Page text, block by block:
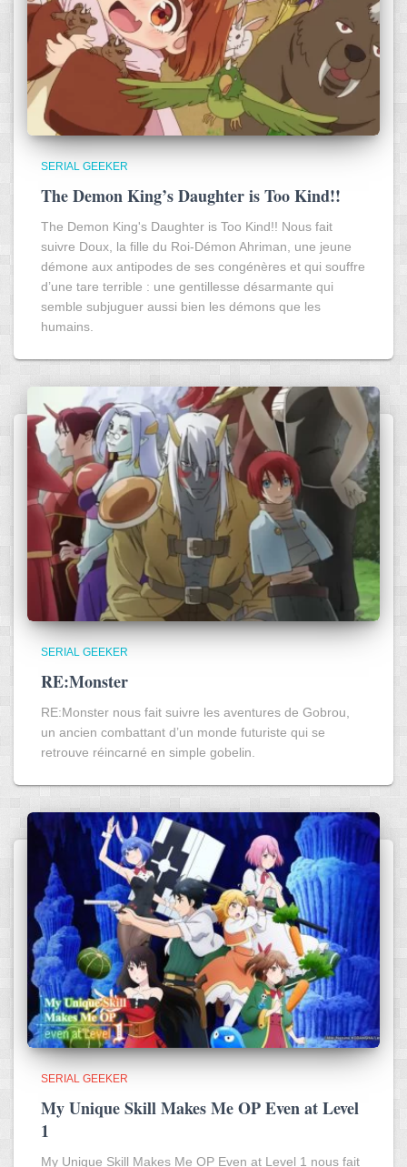
SERIAL GEEKER
The Demon King’s Daughter is Too Kind!!
The Demon King's Daughter is Too Kind!! Nous fait
suivre Doux, la fille du Roi-Démon Ahriman, une jeune
démone aux antipodes de ses congénères et qui souffre
d’une tare terrible : une gentillesse désarmante qui
semble subjuguer aussi bien les démons que les
humains.
SERIAL GEEKER
RE:Monster
RE:Monster nous fait suivre les aventures de Gobrou,
un ancien combattant d’un monde futuriste qui se
retrouve réincarné en simple gobelin.
SERIAL GEEKER
My Unique Skill Makes Me OP Even at Level
1
My Unique Skill Makes Me OP Even at Level 1 nous fait